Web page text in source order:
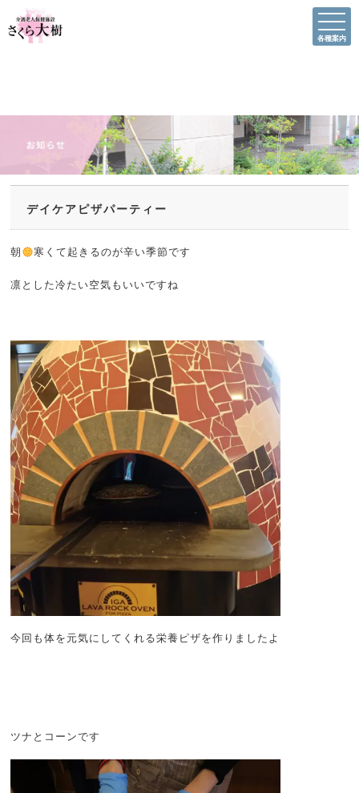
各種案内
デイケアピザパーティー
朝 寒くて起きるのが辛い季節です
凛とした冷たい空気もいいですね
今回も体を元気にしてくれる栄養ピザを作りましたよ
ツナとコーンです